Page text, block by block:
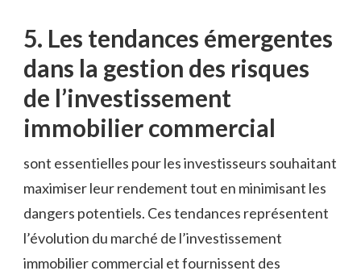
5. Les ​tendances ​émergentes⁤
dans la gestion des risques
de l’investissement
immobilier commercial
sont essentielles pour les investisseurs souhaitant
⁢maximiser leur rendement tout en minimisant les
dangers potentiels. Ces tendances représentent
l’évolution ⁤du marché de l’investissement
immobilier commercial ⁤et fournissent des